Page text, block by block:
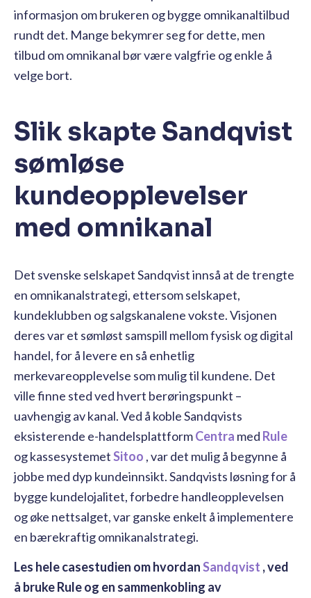
informasjon om brukeren og bygge omnikanaltilbud
rundt det. Mange bekymrer seg for dette, men
tilbud om omnikanal bør være valgfrie og enkle å
velge bort.
Slik skapte Sandqvist
sømløse
kundeopplevelser
med omnikanal
Det svenske selskapet Sandqvist innså at de trengte
en omnikanalstrategi, ettersom selskapet,
kundeklubben og salgskanalene vokste. Visjonen
deres var et sømløst samspill mellom fysisk og digital
handel, for å levere en så enhetlig
merkevareopplevelse som mulig til kundene. Det
ville finne sted ved hvert berøringspunkt –
uavhengig av kanal. Ved å koble Sandqvists
eksisterende e-handelsplattformCentra med Rule
og kassesystemetSitoo , var det mulig å begynne å
jobbe med dyp kundeinnsikt. Sandqvists løsning for å
bygge kundelojalitet, forbedre handleopplevelsen
og øke nettsalget, var ganske enkelt å implementere
en bærekraftig omnikanalstrategi.
Les hele casestudien om hvordanSandqvist , ved
å bruke Rule og en sammenkobling av